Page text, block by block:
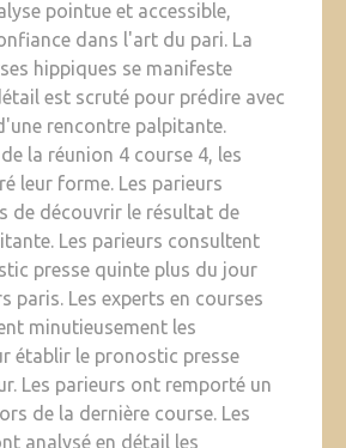
pointue et accessible,
dans l'art du pari. La
hippiques se manifeste
est scruté pour prédire avec
rencontre palpitante.
la réunion 4 course 4, les
leur forme. Les parieurs
de découvrir le résultat de
Les parieurs consultent
presse quinte plus du jour
paris. Les experts en courses
minutieusement les
établir le pronostic presse
Les parieurs ont remporté un
de la dernière course. Les
analysé en détail les